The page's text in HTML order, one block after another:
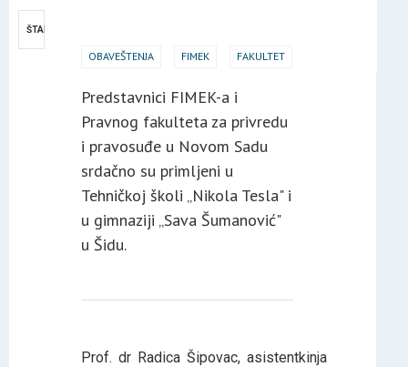
ŠTAMPA
OBAVEŠTENJA FIMEK FAKULTET
Predstavnici FIMEK-a i
Pravnog fakulteta za privredu
i pravosuđe u Novom Sadu
srdačno su primljeni u
Tehničkoj školi „Nikola Tesla" i
u gimnaziji „Sava Šumanović"
u Šidu.
Prof. dr Radica Šipovac, asistentkinja